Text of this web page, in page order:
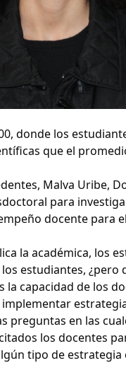
donde los
que el
Malva Uribe,
para
docente para
la académica, los
estudiantes,
la capacidad de los
preguntas en las
los docentes
tipo de estrategia